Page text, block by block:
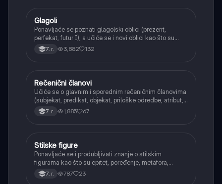
Srpski jezik
Glagoli
Ponavljaće se poznati glagolski oblici (prezent,
perfekat, futur I), a učiće se i novi oblici kao što su
aorist, imperfekat, pluskvamperfekat, futur II, kao i
glagolski prilozi i pridevi.
7. r. 3,882 132
Srpski jezik
Rečenični članovi
Učiće se o glavnim i sporednim rečeničnim članovima
(subjekat, predikat, objekat, priloške odredbe, atribut,
apozicija) i njihovoj funkciji.
7. r. 1,885 67
Srpski jezik
Stilske figure
Ponavljaće se i produbljivati znanje o stilskim
figurama kao što su epitet, poređenje, metafora,
personifikacija, hiperbola, onomatopeja, aliteracija i
asonanca, razumevajući njihovu ulogu u tekstu.
7. r. 787 23